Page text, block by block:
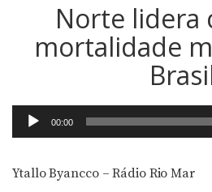
Norte lidera
mortalidade
Tocador
de
00:00
Ytallo Byancco – Rádio Rio Mar